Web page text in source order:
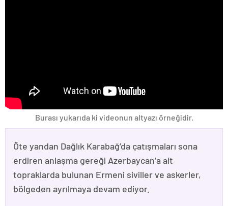
Burası yukarıda ki videonun altyazı örneğidir.
Öte yandan Dağlık Karabağ’da çatışmaları sona
erdiren anlaşma gereği Azerbaycan’a ait
topraklarda bulunan Ermeni siviller ve askerler,
bölgeden ayrılmaya devam ediyor.